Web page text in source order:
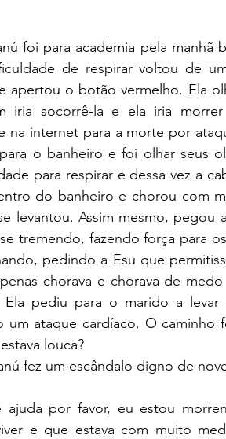
foi para academia pela manhã
de respirar voltou de
apertou o botão vermelho. Ela
iria socorrê-la e ela iria
na internet para a morte por
o banheiro e foi olhar seus
para respirar e dessa vez a
do banheiro e chorou com
levantou. Assim mesmo,
tremendo, fazendo força para
pedindo a Esu que
chorava e chorava de
Ela pediu para o marido a
um ataque cardíaco. O caminho
louca?
fez um escândalo digno de
por favor, eu estou
e que estava com muito